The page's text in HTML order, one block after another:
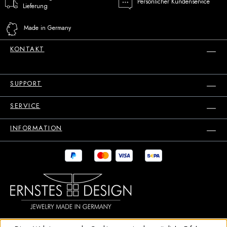
Lieferung
Made in Germany
KONTAKT
SUPPORT
SERVICE
INFORMATION